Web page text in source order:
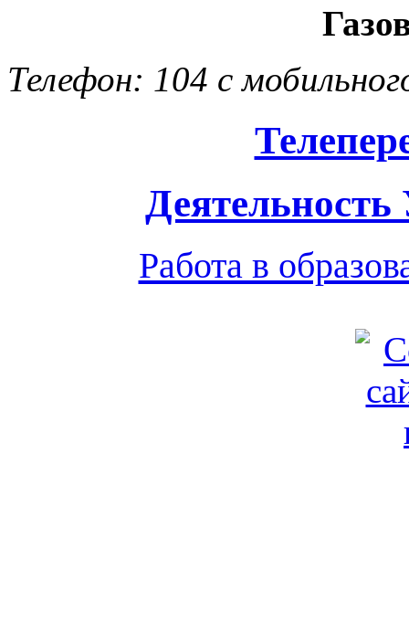
Телефон: 104 с
Работа в